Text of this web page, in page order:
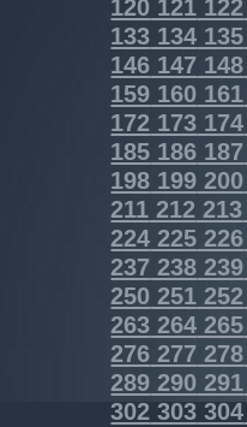
120 121 122
133 134 135
146 147 148
159 160 161
172 173 174
185 186 187
198 199 200
211 212 213
224 225 226
237 238 239
250 251 252
263 264 265
276 277 278
289 290 291
302 303 304